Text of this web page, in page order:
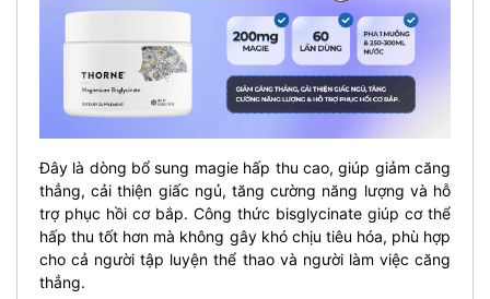
Đây là dòng bổ sung magie hấp thu cao, giúp giảm căng
thẳng, cải thiện giấc ngủ, tăng cường năng lượng và hỗ
trợ phục hồi cơ bắp. Công thức bisglycinate giúp cơ thể
hấp thu tốt hơn mà không gây khó chịu tiêu hóa, phù hợp
cho cả người tập luyện thể thao và người làm việc căng
thẳng.